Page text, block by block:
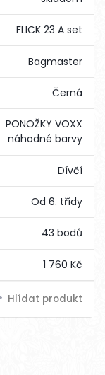
FLICK 23 A set
Bagmaster
Černá
PONOŽKY VOXX
náhodné barvy
Dívčí
Od 6. třídy
43 bodů
1 760 Kč